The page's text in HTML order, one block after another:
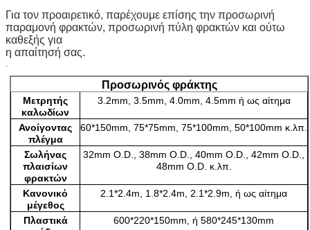
Για τον προαιρετικό, παρέχουμε επίσης την προσωρινή
παραμονή φρακτών, προσωρινή πύλη φρακτών και ούτω
καθεξής για
η απαίτησή σας.
.
Προσωρινός φράκτης
Μετρητής
καλωδίων
3.2mm, 3.5mm, 4.0mm, 4.5mm ή ως αίτημα
Ανοίγοντας
πλέγμα
60*150mm, 75*75mm, 75*100mm, 50*100mm κ.λπ.
Σωλήνας
πλαισίων
φρακτών
32mm O.D., 38mm O.D., 40mm O.D., 42mm O.D.,
48mm O.D. κ.λπ.
Κανονικό
μέγεθος
2.1*2.4m, 1.8*2.4m, 2.1*2.9m, ή ως αίτημα
Πλαστικά
600*220*150mm, ή 580*245*130mm